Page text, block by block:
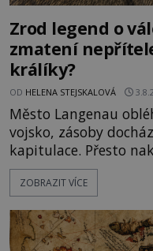
Zrod legend o
zmatení
králíky?
OD HELENA STEJSKALOVÁ
Město Langenau
vojsko, zásoby
kapitulace. Přesto
hrubou silou. Podle
obyvatelé za hradby
dost. Čas pracuje pro obléhatele. Ve městě ubývají
zásoby a každý den
ZOBRAZIT VÍCE